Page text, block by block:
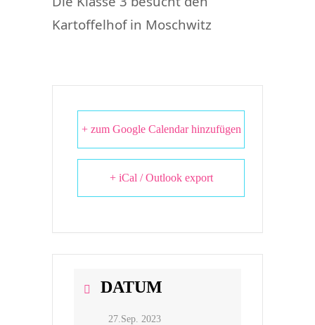
Kartoffelhof in Moschwitz
+ zum Google Calendar hinzufügen
+ iCal / Outlook export
DATUM
27.Sep. 2023